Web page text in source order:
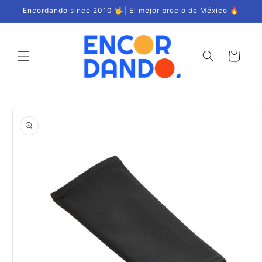
directamente
al contenido
Encordando since 2010 🤟| El mejor precio de México 🔥
Carrito
directamente
información